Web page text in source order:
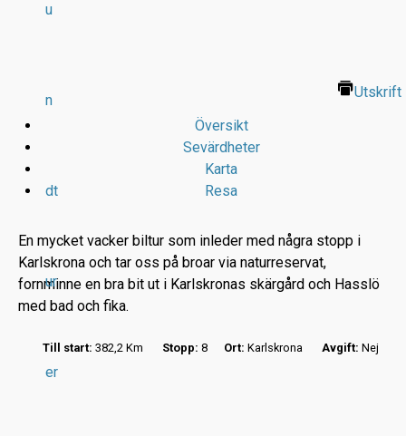
u
n
dt
ur
er
Utskrift
Översikt
Sevärdheter
Karta
Resa
En mycket vacker biltur som inleder med några stopp i
Karlskrona och tar oss på broar via naturreservat,
fornminne en bra bit ut i Karlskronas skärgård och Hasslö
med bad och fika.
Till start: 382,2 Km Stopp: 8 Ort: Karlskrona Avgift: Nej